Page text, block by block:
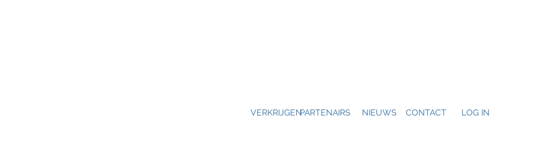
VERKRIJGENPARTENAIRS NIEUWS CONTACT LOG IN